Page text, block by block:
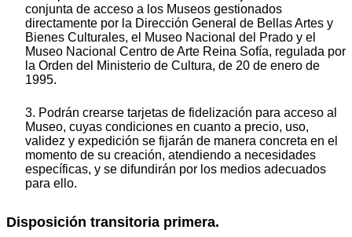
conjunta de acceso a los Museos gestionados
directamente por la Dirección General de Bellas Artes y
Bienes Culturales, el Museo Nacional del Prado y el
Museo Nacional Centro de Arte Reina Sofía, regulada por
la Orden del Ministerio de Cultura, de 20 de enero de
1995.
3. Podrán crearse tarjetas de fidelización para acceso al
Museo, cuyas condiciones en cuanto a precio, uso,
validez y expedición se fijarán de manera concreta en el
momento de su creación, atendiendo a necesidades
específicas, y se difundirán por los medios adecuados
para ello.
Disposición transitoria primera.